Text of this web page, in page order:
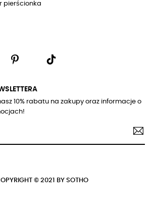
pierścionka
10% rabatu na zakupy oraz informacje o
© 2021 BY SOTHO